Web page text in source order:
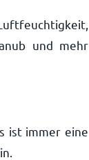
und mehr
ist immer eine